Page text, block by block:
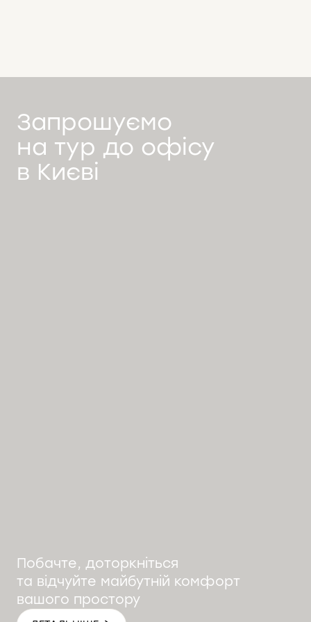
Запрошуємо
на тур до офісу
в Києві
Побачте, доторкніться
та відчуйте майбутній комфорт
вашого простору